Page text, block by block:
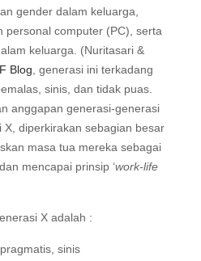
gender dalam keluarga,
personal computer (PC), serta
keluarga. (Nuritasari &
Blog, generasi ini terkadang
sinis, dan tidak puas.
anggapan generasi-generasi
diperkirakan sebagian besar
masa tua mereka sebagai
mencapai prinsip ‘work-life
X adalah :
sinis